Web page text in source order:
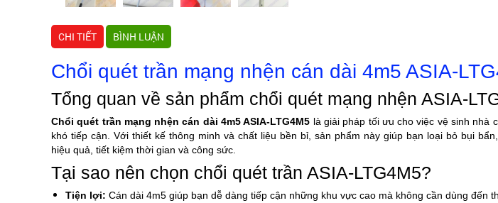
CHI TIẾT BÌNH LUẬN
Chổi quét trần mạng nhện cán dài 4m5 ASIA-
Tổng quan về sản phẩm chổi quét mạng nhện ASIA-
Chổi quét trần mạng nhện cán dài 4m5 ASIA-LTG4M5 là giải pháp tối ưu cho việc vệ sinh nhà
khó tiếp cận. Với thiết kế thông minh và chất liệu bền bỉ, sản phẩm này giúp bạn loại bỏ bụi
hiệu quả, tiết kiệm thời gian và công sức.
Tại sao nên chọn chổi quét trần ASIA-LTG4M5?
Tiện lợi: Cán dài 4m5 giúp bạn dễ dàng tiếp cận những khu vực cao mà không cần dùng đến